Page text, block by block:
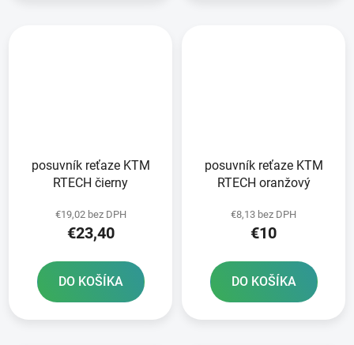
posuvník reťaze KTM
RTECH čierny
€19,02 bez DPH
€23,40
DO KOŠÍKA
posuvník reťaze KTM
RTECH oranžový
€8,13 bez DPH
€10
DO KOŠÍKA